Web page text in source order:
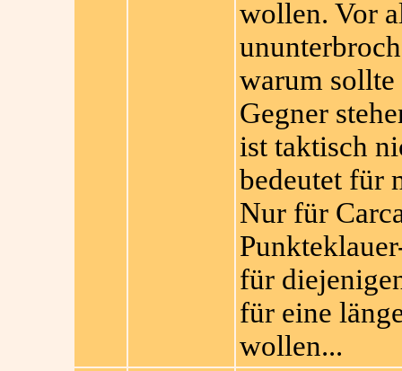
wollen. Vor
warum sollte
Gegner
ist taktisch
bedeutet für
Nur für
für
für eine
wollen...